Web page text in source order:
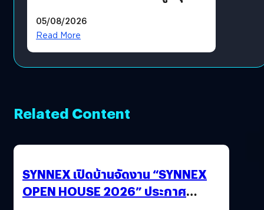
05/08/2026
Read More
Related Content
SYNNEX เปิดบ้านจัดงาน “SYNNEX
OPEN HOUSE 2026” ประกาศ